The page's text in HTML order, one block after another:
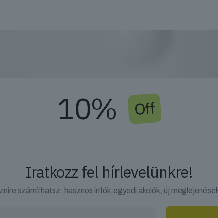
10% Off
Iratkozz fel hírlevelünkre!
számíthatsz: hasznos infók,egyedi akciók, új